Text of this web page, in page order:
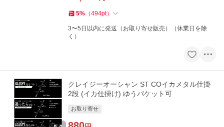
5% （494pt）
3〜5日以内に発送（お取り寄せ販売）（休業日を除
く）
クレイジーオーシャン ST COイカメタル仕掛
2段 (イカ仕掛け) ゆうパケット可
お取り寄せ